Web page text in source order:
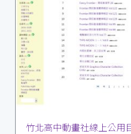
竹北高中動畫社線上公用